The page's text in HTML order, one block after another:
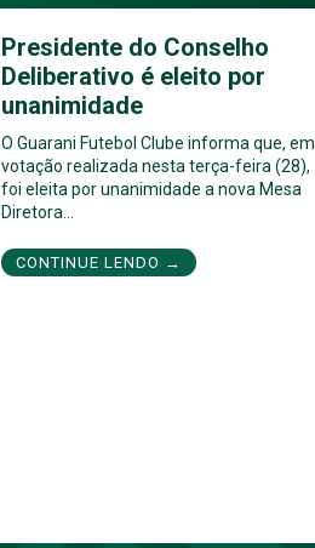
Presidente do Conselho
Deliberativo é eleito por
unanimidade
O Guarani Futebol Clube informa que, em
votação realizada nesta terça-feira (28),
foi eleita por unanimidade a nova Mesa
Diretora…
CONTINUE LENDO →